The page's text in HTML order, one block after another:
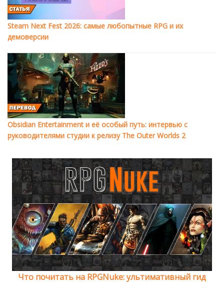
Steam Next Fest 2026: самые любопытные RPG и их
демоверсии
Obsidian Entertainment и её особый путь: интервью с
руководителями студии к релизу The Outer Worlds 2
Что почитать на RPGNuke: ультимативный гид